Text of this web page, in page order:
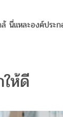
ล้ นี่แหละองค์ปร
ห้ดี